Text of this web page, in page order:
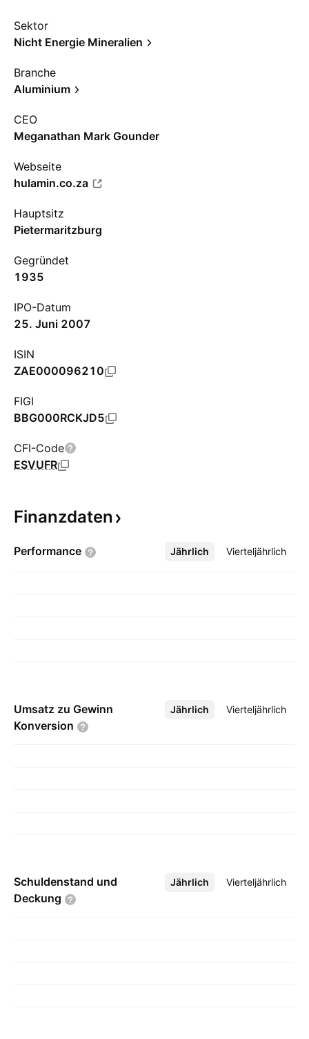
Sektor
Nicht Energie Mineralien
Branche
Aluminium
CEO
Meganathan Mark Gounder
Webseite
hulamin.co.za
Hauptsitz
Pietermaritzburg
Gegründet
1935
IPO-Datum
25. Juni 2007
ISIN
ZAE000096210
FIGI
BBG000RCKJD5
CFI-Code
ESVUFR
Finanzdaten
Performance Jährlich Vierteljährlich
Mehr
Umsatz zu Gewinn
Konversion
Jährlich Vierteljährlich
Mehr
Schuldenstand und
Deckung
Jährlich Vierteljährlich
Mehr